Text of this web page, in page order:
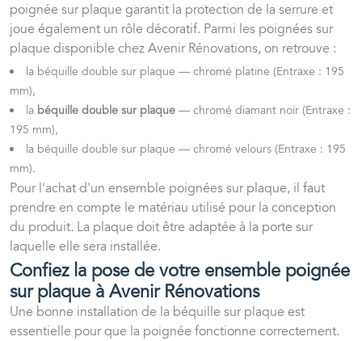
poignée sur plaque garantit la protection de la serrure et
joue également un rôle décoratif. Parmi les poignées sur
plaque disponible chez Avenir Rénovations, on retrouve :
la béquille double sur plaque — chromé platine (Entraxe : 195
mm),
la béquille double sur plaque — chromé diamant noir (Entraxe :
195 mm),
la béquille double sur plaque — chromé velours (Entraxe : 195
mm).
Pour l'achat d'un ensemble poignées sur plaque, il faut
prendre en compte le matériau utilisé pour la conception
du produit. La plaque doit être adaptée à la porte sur
laquelle elle sera installée.
Confiez la pose de votre ensemble poignée
sur plaque à Avenir Rénovations
Une bonne installation de la béquille sur plaque est
essentielle pour que la poignée fonctionne correctement.